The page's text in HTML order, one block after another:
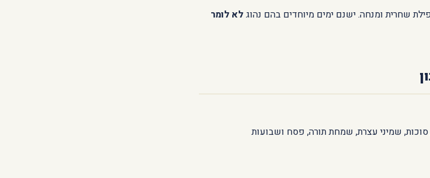
שחרית ומנחה. ישנם ימים מיוחדים בהם נהוגלא לומר
שמיני עצרת, שמחת תורה, פסח ושבועות